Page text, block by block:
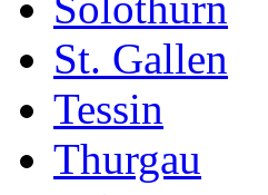
St. Gallen
Tessin
Thurgau